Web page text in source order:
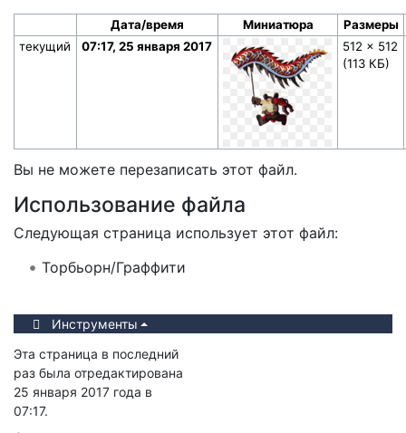
Дата/время Миниатюра
Размеры
текущий
07:17, 25 января 2017
512 × 512
(113 КБ)
Вы не можете перезаписать этот файл.
Использование файла
Следующая страница использует этот файл:
Торбьорн/Граффити
Инструменты
Эта страница в последний
раз была отредактирована
25 января 2017 года в
07:17.